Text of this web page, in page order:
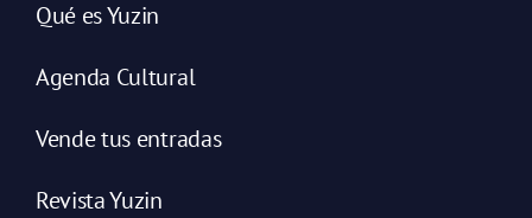
Qué es Yuzin
Agenda Cultural
Vende tus entradas
Revista Yuzin